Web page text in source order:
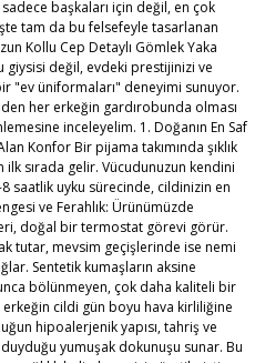
başkaları için değil, en çok
tam da bu felsefeyle tasarlanan
Kollu Cep Detaylı Gömlek Yaka
giysisi değil, evdeki prestijinizi ve
"ev üniformaları" deneyimi sunuyor.
her erkeğin gardırobunda olması
inceleyelim. 1. Doğanın En Saf
Konfor Bir pijama takımında şıklık
sırada gelir. Vücudunuzun kendini
saatlik uyku sürecinde, cildinizin en
ve Ferahlık: Ürünümüzde
doğal bir termostat görevi görür.
tutar, mevsim geçişlerinde ise nemi
Sentetik kumaşların aksine
bölünmeyen, çok daha kaliteli bir
erkeğin cildi gün boyu hava kirliliğine
hipoalerjenik yapısı, tahriş ve
yumuşak dokunuşu sunar. Bu